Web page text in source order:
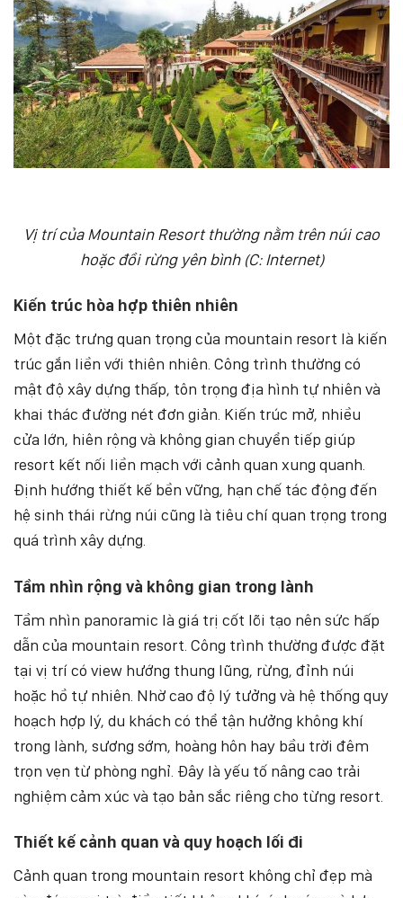
Vị trí của Mountain Resort thường nằm trên núi cao
hoặc đồi rừng yên bình (C: Internet)
Kiến trúc hòa hợp thiên nhiên
Một đặc trưng quan trọng của mountain resort là kiến
trúc gắn liền với thiên nhiên. Công trình thường có
mật độ xây dựng thấp, tôn trọng địa hình tự nhiên và
khai thác đường nét đơn giản. Kiến trúc mở, nhiều
cửa lớn, hiên rộng và không gian chuyển tiếp giúp
resort kết nối liền mạch với cảnh quan xung quanh.
Định hướng thiết kế bền vững, hạn chế tác động đến
hệ sinh thái rừng núi cũng là tiêu chí quan trọng trong
quá trình xây dựng.
Tầm nhìn rộng và không gian trong lành
Tầm nhìn panoramic là giá trị cốt lõi tạo nên sức hấp
dẫn của mountain resort. Công trình thường được đặt
tại vị trí có view hướng thung lũng, rừng, đỉnh núi
hoặc hồ tự nhiên. Nhờ cao độ lý tưởng và hệ thống quy
hoạch hợp lý, du khách có thể tận hưởng không khí
trong lành, sương sớm, hoàng hôn hay bầu trời đêm
trọn vẹn từ phòng nghỉ. Đây là yếu tố nâng cao trải
nghiệm cảm xúc và tạo bản sắc riêng cho từng resort.
Thiết kế cảnh quan và quy hoạch lối đi
Cảnh quan trong mountain resort không chỉ đẹp mà